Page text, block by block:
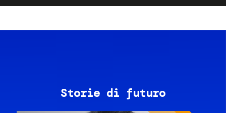
Storie di futuro